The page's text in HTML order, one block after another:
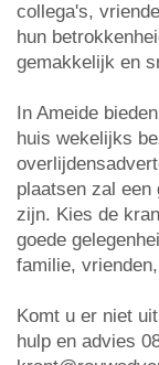
collega's,
hun
gemakkelijk en
In Ameide
huis wekelijks
plaatsen zal een
zijn. Kies de
goede
familie,
Komt u er niet
hulp en advies